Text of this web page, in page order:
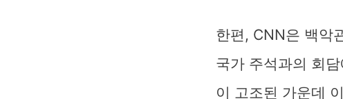
한편, CNN은 백악
국가 주석과의 회
이 고조된 가운데